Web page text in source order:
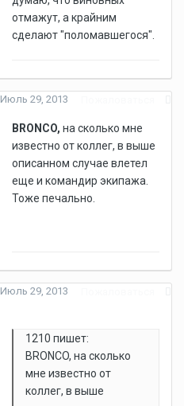
отмажут, а крайним
сделают "поломавшегося".
Июль 29, 2013
BRONCO, на сколько мне
известно от коллег, в выше
описанном случае влетел
еще и командир экипажа.
Тоже печально.
Июль 29, 2013
1210 пишет:
BRONCO, на сколько
мне известно от
коллег, в выше